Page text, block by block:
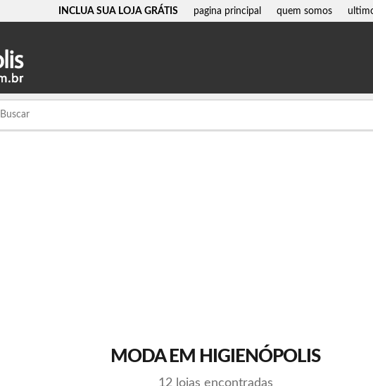
INCLUA SUA LOJA GRÁTIS pagina principal quem somos
MODA EM HIGIENÓPOLIS
12 lojas encontradas